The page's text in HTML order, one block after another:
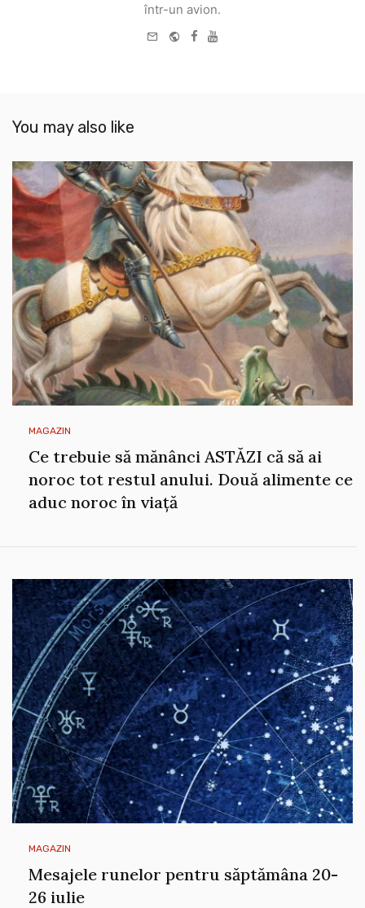
într-un avion.
e-
WebsiteFacebook
You may also like
MAGAZIN
Ce trebuie să mănânci ASTĂZI că să ai
noroc tot restul anului. Două alimente ce
aduc noroc în viață
MAGAZIN
Mesajele runelor pentru săptămâna 20-
26 iulie